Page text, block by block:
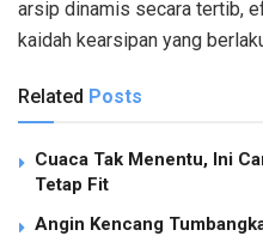
arsip dinamis secara tertib,
kaidah kearsipan yang
Related Posts
Cuaca Tak Menentu, Ini
Tetap Fit
Angin Kencang